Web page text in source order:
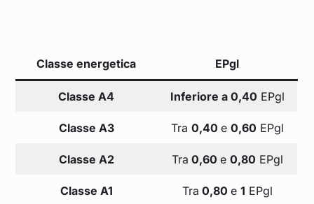
Classe energetica EPgl
Classe A4 Inferiore a 0,40 EPgl
Classe A3 Tra 0,40 e 0,60 EPgl
Classe A2 Tra 0,60 e 0,80 EPgl
Classe A1 Tra 0,80 e 1 EPgl